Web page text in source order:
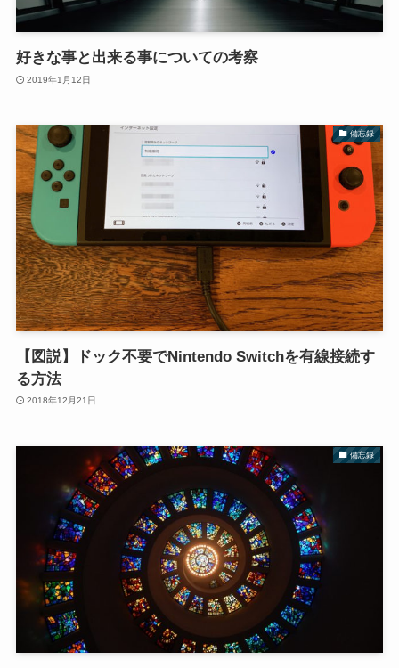
好きな事と出来る事についての考察
2019年1月12日
備忘録
【図説】ドック不要でNintendo Switchを有線接続す
る方法
2018年12月21日
備忘録